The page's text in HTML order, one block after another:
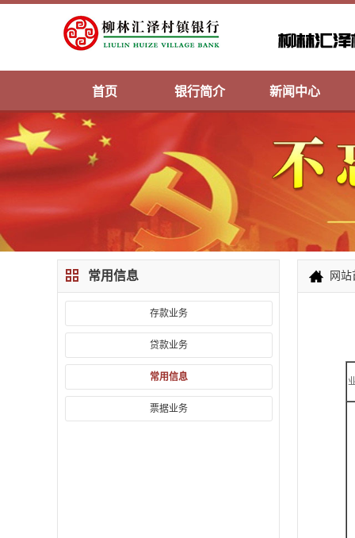
首页 银行简介 新闻中心
常用信息
存款业务
贷款业务
常用信息
票据业务
网站